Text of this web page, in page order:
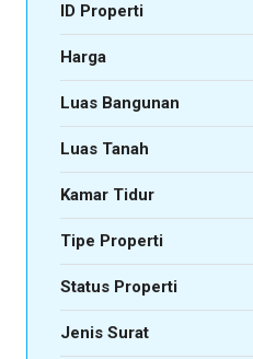
ID Properti
Harga
Luas Bangunan
Luas Tanah
Kamar Tidur
Tipe Properti
Status Properti
Jenis Surat